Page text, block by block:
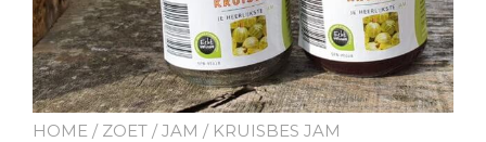
HOME / ZOET /JAM / KRUISBES JAM